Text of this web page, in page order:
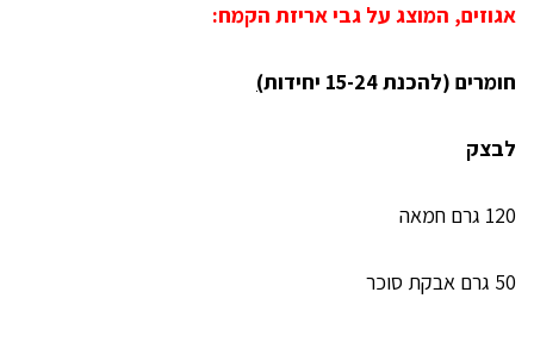
אגוזים, המוצג על גבי אריזת הקמח:
חומרים (להכנת 15-24 יחידות )
לבצק
120 גרם חמאה
50 גרם אבקת סוכר